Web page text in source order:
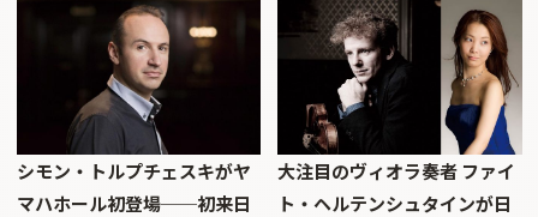
シモン・トルプチェスキがヤ
マハホール初登場──初来日
大注目のヴィオラ奏者 ファイ
ト・ヘルテンシュタインが日